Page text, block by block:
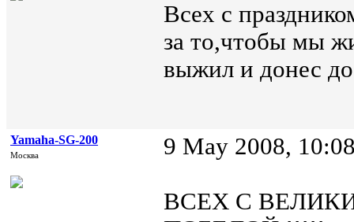
Всех с
за то,чтобы мы
выжил и донес
Yamaha-SG-200
Москва 9 May 2008,
ВСЕХ С